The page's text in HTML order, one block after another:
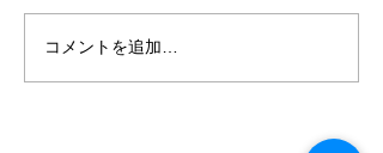
年に一度の大決算セール.
コメントを追加…